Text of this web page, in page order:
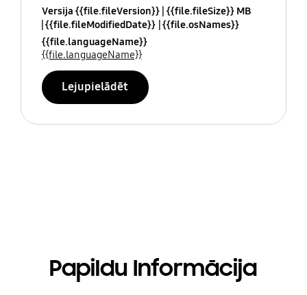
Versija {{file.fileVersion}} {{file.fileSize}} MB
{{file.fileModifiedDate}} {{file.osNames}}
{{file.languageName}}
{{file.languageName}}
Lejupielādēt
Papildu Informācija